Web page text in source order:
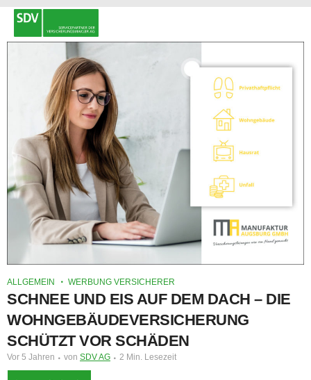
ALLGEMEIN WERBUNG VERSICHERER
SCHNEE UND EIS AUF DEM DACH – DIE
WOHNGEBÄUDEVERSICHERUNG
SCHÜTZT VOR SCHÄDEN
Vor 5 Jahren von SDV AG 2 Min. Lesezeit